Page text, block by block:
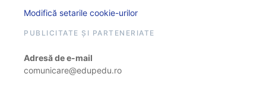
Modifică setarile cookie-urilor
PUBLICITATE ȘI PARTENERIATE
Adresă de e-mail
comunicare@edupedu.ro